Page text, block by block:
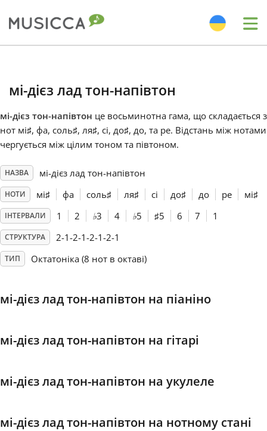
Български
Dansk
Deutsch
English
мі-дієз лад тон-напівтон
мі-дієз тон-напівтон це восьминотна гама, що складається з
нот мі♯, фа, соль♯, ля♯, сі, до♯, до, та ре. Відстань між нотами
чергується між цілим тоном та півтоном.
НАЗВА мі-дієз лад тон-напівтон
НОТИ мі♯ фа соль♯ ля♯ сі до♯ до ре мі♯
ІНТЕРВАЛИ 1 2 ♭3 4 ♭5 ♯5 6 7 1
СТРУКТУРА 2-1-2-1-2-1-2-1
ТИП Октатоніка (8 нот в октаві)
мі-дієз лад тон-напівтон на піаніно
мі-дієз лад тон-напівтон на гітарі
мі-дієз лад тон-напівтон на укулеле
мі-дієз лад тон-напівтон на нотному стані